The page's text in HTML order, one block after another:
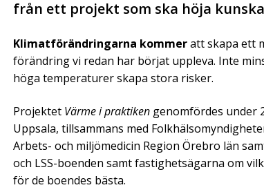
från ett projekt som ska höja
Klimatförändringarna kommeratt skapa ett
förändring vi redan har börjat uppleva. Inte
höga temperaturer skapa stora risker.
Projektet Värme i praktiken genomfördes under
Uppsala, tillsammans med
Arbets- och miljömedicin Region Örebro län
och LSS-boenden samt fastighetsägarna om
för de boendes bästa.